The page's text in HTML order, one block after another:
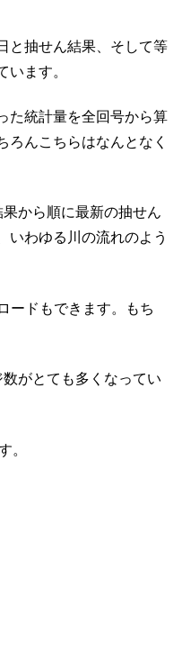
と抽せん結果、そして等
います。
た統計量を全回号から算
ろんこちらはなんとなく
から順に最新の抽せん
いわゆる川の流れのよう
ードもできます。もち
がとても多くなってい
。